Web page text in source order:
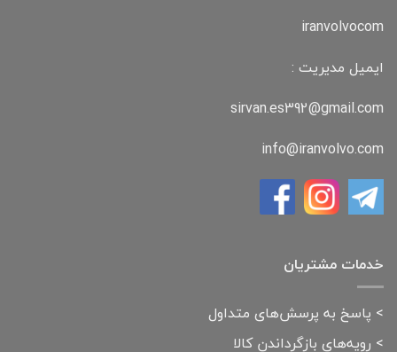
iranvolvocom
ایمیل مدیریت :
sirvan.es392@gmail.com
info@iranvolvo.com
خدمات مشتریان
> پاسخ به پرسش‌های متداول
> رویه‌های بازگرداندن کالا